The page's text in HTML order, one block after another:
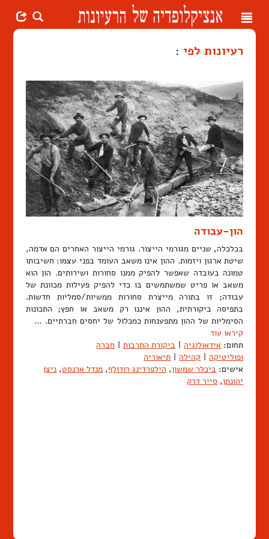
Toggle
רעיונות לפי :
הון-עבודה
בכלכלה, שניים מגורמי הייצור. גורמי הייצור האחרים הם אדמה,
שיטת ארגון ויזמות. ההון אינו משאב העומד בפני עצמו: חשיבותו
טמונה בעובדה שאפשר להפיק ממנו סחורות ושירותים. הון הוא
משאב או פריט שמשתמשים בו כדי להפיק פעילות מכוונת של
עבודה; זו בתורה מייצרת סחורות ממשיות/סמליות חדשות.
בתפיסה ביקורתית, ההון איננו רק משאב או חפץ; התכונות
הסימליות של ההון מתפענחות כמכלול של יחסים חברתיים. …
קיראו עוד
תחום: אידאולוגיה | ביקורת התרבות | חברה
ופוליטיקה | קהילה | תיאוריה
אישים: ביכלר שמשון, הילפרדינג רודולף, מנדל ארנסט, ניצן
יהונתן, סייר דרק